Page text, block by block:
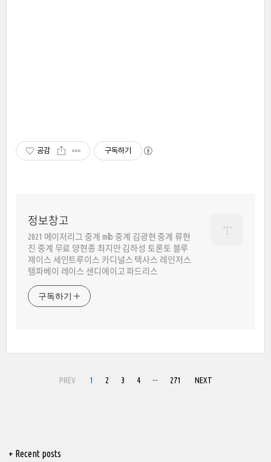
공감 구독하기
정보창고
2021 메이저리그 중계 mlb 중계 김광현 중계 류현
진 중계 무료 양현종 최지만 김하성 토론토 블루
제이스 세인트루이스 카디널스 텍사스 레인저스
템파베이 레이스 샌디에이고 파드리스
구독하기
PREV 1 2 3 4 ··· 271 NEXT
+ Recent posts